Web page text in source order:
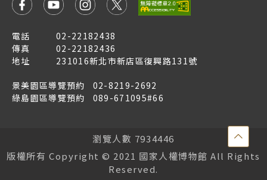
點
擊
-
電話
02-22182438
傳真
02-22182436
地址
231016新北市新店區復興路131號
景美園區導覽預約
02-8219-2692
綠島園區導覽預約
089-671095#66
瀏覽人數 7934446
版權所有 Copyright © 2021 國家人權博物館 All Rights
Reserved.